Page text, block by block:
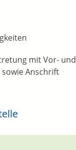
mit Vor- und
Anschrift